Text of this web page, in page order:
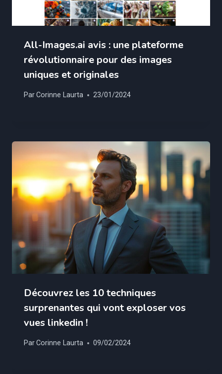
All-Images.ai avis : une plateforme
révolutionnaire pour des images
uniques et originales
ParCorinne Laurta 23/01/2024
Découvrez les 10 techniques
surprenantes qui vont exploser vos
vues linkedin !
ParCorinne Laurta 09/02/2024